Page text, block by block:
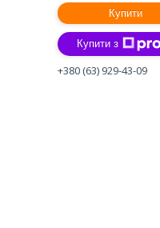
Купити
Купити з
+380 (63) 929-43-09